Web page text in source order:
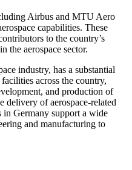
Airbus and MTU Aero
capabilities. These
to the country’s
the aerospace sector.
industry, has a substantial
across the country,
and production of
delivery of aerospace-related
in Germany support a wide
and manufacturing to